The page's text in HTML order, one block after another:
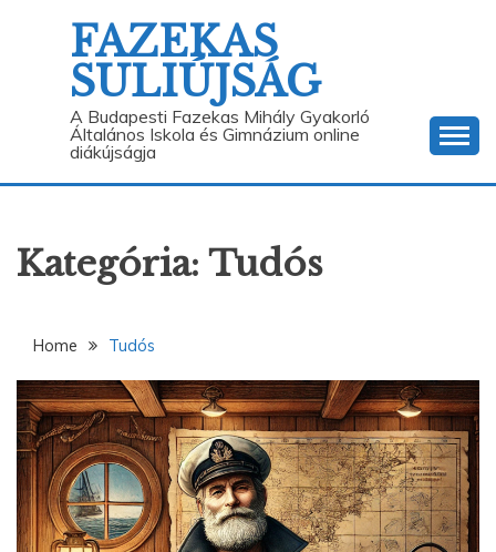
FAZEKAS
SULIÚJSÁG
A Budapesti Fazekas Mihály Gyakorló
Általános Iskola és Gimnázium online
diákújságja
Kategória: Tudós
Home Tudós